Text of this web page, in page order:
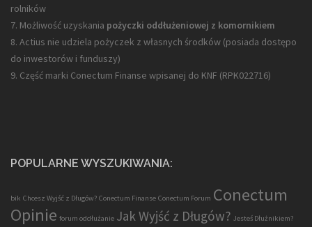
rolników
7. Możliwość uzyskania pożyczki oddłużeniowej z komornikiem
8. Actius nie udziela pożyczek z własnych środków (posiada dostępo
do inwestorów i funduszy)
9. Część marki Conectum Finanse wpisanej do KNF (RPK022716)
POPULARNE WYSZUKIWANIA:
bik Chcesz Wyjść z Długów? Conectum Finanse Conectum Forum Conectum
Opinie forum oddłużanie Jak Wyjść z Długów? Jesteś Dłużnikiem?